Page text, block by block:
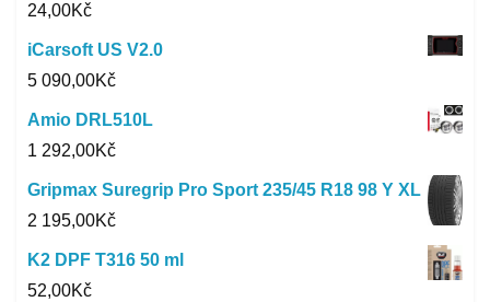
24,00Kč
iCarsoft US V2.0
5 090,00Kč
Amio DRL510L
1 292,00Kč
Gripmax Suregrip Pro Sport 235/45 R18 98 Y XL
2 195,00Kč
K2 DPF T316 50 ml
52,00Kč